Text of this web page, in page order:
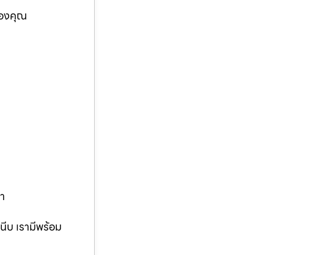
งคุณ
บ เรามีพร้อม